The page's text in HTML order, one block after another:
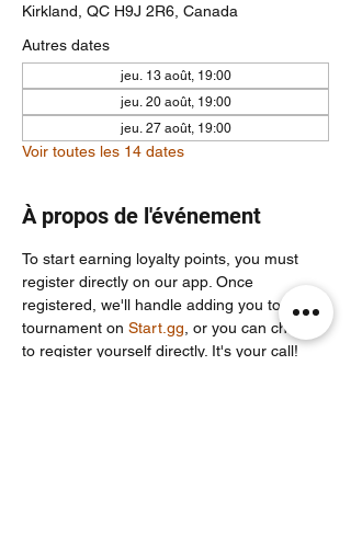
Kirkland, QC H9J 2R6, Canada
Autres dates
jeu. 13 août, 19:00
jeu. 20 août, 19:00
jeu. 27 août, 19:00
Voir toutes les 14 dates
À propos de l'événement
To start earning loyalty points, you must
register directly on our app. Once
registered, we'll handle adding you to the
tournament on Start.gg , or you can choose
to register yourself directly. It's your call!